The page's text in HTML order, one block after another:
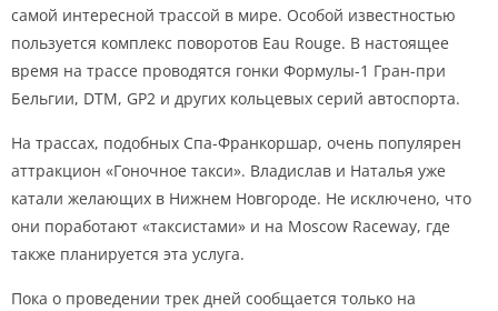
самой интересной трассой в мире. Особой известностью
пользуется комплекс поворотов Eau Rouge. В настоящее
время на трассе проводятся гонки Формулы-1 Гран-при
Бельгии, DTM, GP2 и других кольцевых серий автоспорта.
На трассах, подобных Спа-Франкоршар, очень популярен
аттракцион «Гоночное такси». Владислав и Наталья уже
катали желающих в Нижнем Новгороде. Не исключено, что
они поработают «таксистами» и на Moscow Raceway, где
также планируется эта услуга.
Пока о проведении трек дней сообщается только на